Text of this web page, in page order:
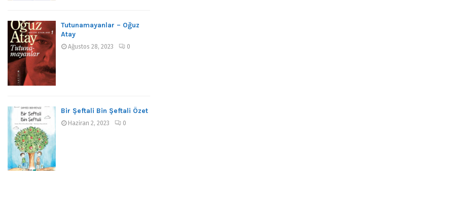
Tutunamayanlar – Oğuz
Atay
Ağustos 28, 2023 0
Bir Şeftali Bin Şeftali Özet
Haziran 2, 2023 0